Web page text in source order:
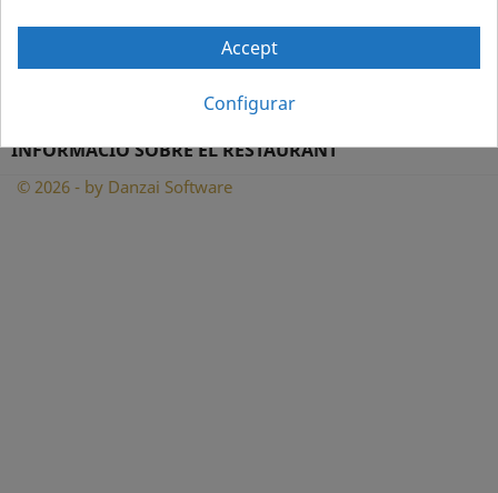
INFORMACIÓ SOBRE EL RESTAURANT
© 2026 - by Danzai Software
Accept
Configurar